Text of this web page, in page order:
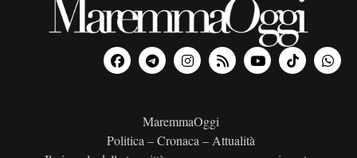
MaremmaOggi
Politica – Cronaca – Attualità